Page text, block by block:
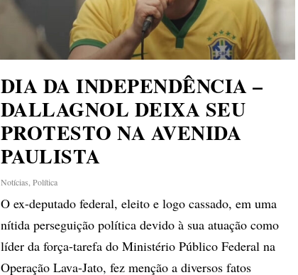
DIA DA INDEPENDÊNCIA –
DALLAGNOL DEIXA SEU
PROTESTO NA AVENIDA
PAULISTA
Notícias,Política
O ex-deputado federal, eleito e logo cassado, em uma
nítida perseguição política devido à sua atuação como
líder da força-tarefa do Ministério Público Federal na
Operação Lava-Jato, fez menção a diversos fatos